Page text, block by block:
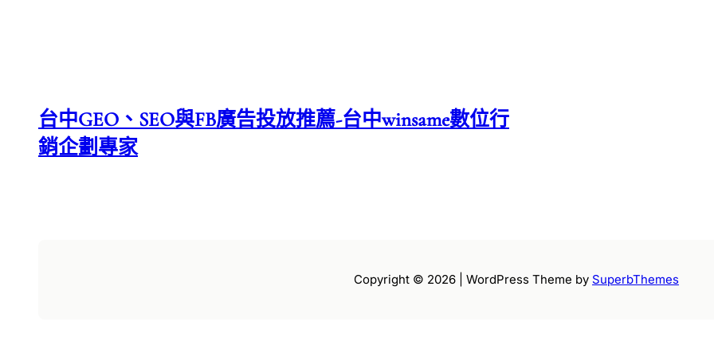
台中GEO、SEO與FB廣告投放推薦-台中winsame數位行
銷企劃專家
Copyright © 2026 | WordPress Theme by SuperbThemes